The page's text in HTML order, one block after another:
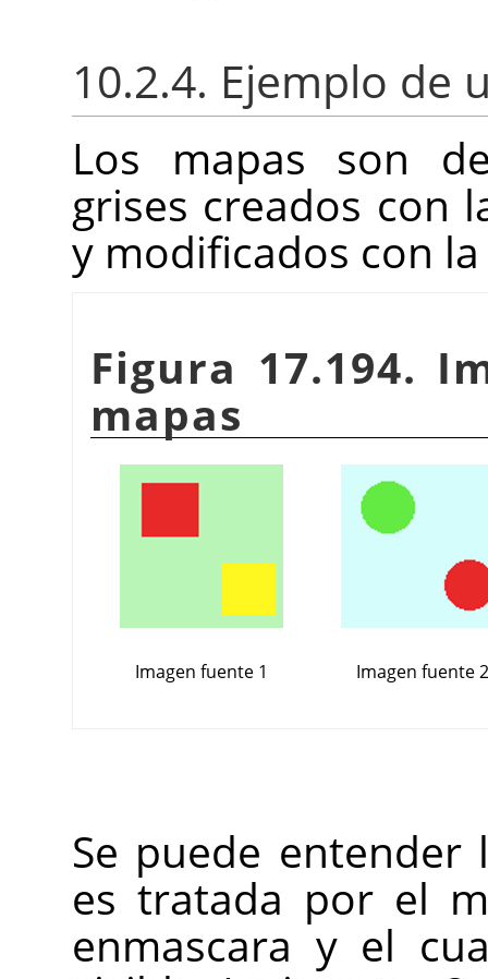
10.2.4. Ejemplo de
Los mapas son
grises creados con
y modificados con
Figura 17.194.
mapas
Imagen fuente 1 Imagen fuente 2
Se puede entender
es tratada por el
enmascara y el